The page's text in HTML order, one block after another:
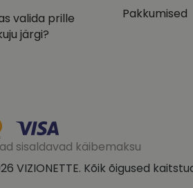
valida prille
järgi?
Pakkumised
sisaldavad käibemaksu
VIZIONETTE. Kõik õigused